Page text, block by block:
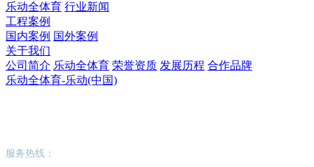
乐动全体育 行业新闻
工程案例
国内案例 国外案例
关于我们
公司简介 乐动全体育 荣誉资质 发展历程 合作品牌
乐动全体育-乐动(中国)
服务热线：